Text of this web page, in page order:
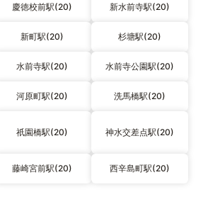
慶徳校前駅(20) 新水前寺駅(20)
新町駅(20) 杉塘駅(20)
水前寺駅(20) 水前寺公園駅(20)
河原町駅(20) 洗馬橋駅(20)
祇園橋駅(20) 神水交差点駅(20)
藤崎宮前駅(20) 西辛島町駅(20)